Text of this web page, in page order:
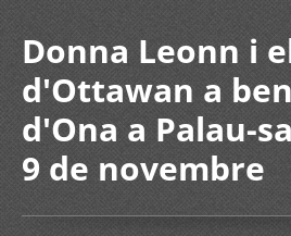
Donna Leonn i
d'Ottawan a
d'Ona a Palau-
9 de novembre